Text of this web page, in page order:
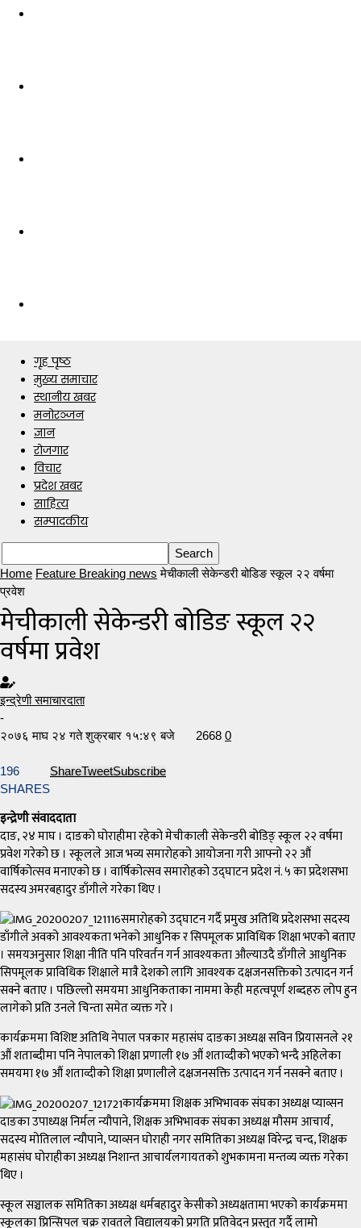
गृह पृष्ठ
मुख्य समाचार
स्थानीय खबर
मनोरञ्जन
ज्ञान
रोजगार
विचार
प्रदेश खबर
साहित्य
सम्पादकीय
Home Feature Breaking news मेचीकाली सेकेन्डरी बोडिङ स्कूल २२ वर्षमा
प्रवेश
मेचीकाली सेकेन्डरी बोडिङ स्कूल २२
वर्षमा प्रवेश
इन्द्रेणी समाचारदाता
-
२०७६ माघ २४ गते शुक्रबार १५:४९ बजे
2668 0
196
SHARES
ShareTweetSubscribe
इन्द्रेणी संवाददाता
दाङ, २४ माघ । दाङको घोराहीमा रहेको मेचीकाली सेकेन्डरी बोडिङ् स्कूल २२ वर्षमा
प्रवेश गरेको छ । स्कूलले आज भव्य समारोहको आयोजना गरी आफ्नो २२ औं
वार्षिकोत्सव मनाएको छ । वार्षिकोत्सव समारोहको उद्घाटन प्रदेश नं. ५ का प्रदेशसभा
सदस्य अमरबहादुर डाँगीले गरेका थिए ।
समारोहको उद्घाटन गर्दै प्रमुख अतिथि प्रदेशसभा सदस्य
डाँगीले अवको आवश्यकता भनेको आधुनिक र सिपमूलक प्राविधिक शिक्षा भएको बताए
। समयअनुसार शिक्षा नीति पनि परिवर्तन गर्न आवश्यकता औल्याउदै डाँगीले आधुनिक
सिपमूलक प्राविधिक शिक्षाले मात्रै देशको लागि आवश्यक दक्षजनसक्तिको उत्पादन गर्न
सक्ने बताए । पछिल्लो समयमा आधुनिकताका नाममा केही महत्वपूर्ण शब्दहरु लोप हुन
लागेको प्रति उनले चिन्ता समेत व्यक्त गरे ।
कार्यक्रममा विशिष्ट अतिथि नेपाल पत्रकार महासंघ दाङका अध्यक्ष सविन प्रियासनले २१
औं शताब्दीमा पनि नेपालको शिक्षा प्रणाली १७ औं शताव्दीको भएको भन्दै अहिलेका
समयमा १७ औं शताव्दीको शिक्षा प्रणालीले दक्षजनसक्ति उत्पादन गर्न नसक्ने बताए ।
कार्यक्रममा शिक्षक अभिभावक संघका अध्यक्ष प्याव्सन
दाङका उपाध्यक्ष निर्मल न्यौपाने, शिक्षक अभिभावक संघका अध्यक्ष मौसम आचार्य,
सदस्य मोतिलाल न्यौपाने, प्याव्सन घोराही नगर समितिका अध्यक्ष विरेन्द्र चन्द, शिक्षक
महासंघ घोराहीका अध्यक्ष निशान्त आचार्यलगायतको शुभकामना मन्तव्य व्यक्त गरेका
थिए ।
स्कूल सञ्चालक समितिका अध्यक्ष धर्मबहादुर केसीको अध्यक्षतामा भएको कार्यक्रममा
स्कूलका प्रिन्सिपल चक्र रावतले विद्यालयको प्रगति प्रतिवेदन प्रस्तुत गर्दै लामो